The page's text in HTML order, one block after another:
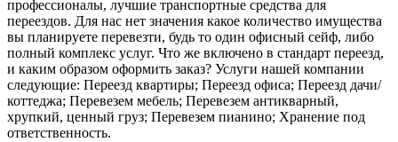
профессионалы, лучшие транспортные средства для
переездов. Для нас нет значения какое количество имущества
вы планируете перевезти, будь то один офисный сейф, либо
полный комплекс услуг. Что же включено в стандарт переезд,
и каким образом оформить заказ? Услуги нашей компании
следующие: Переезд квартиры; Переезд офиса; Переезд дачи/
коттеджа; Перевезем мебель; Перевезем антикварный,
хрупкий, ценный груз; Перевезем пианино; Хранение под
ответственность.